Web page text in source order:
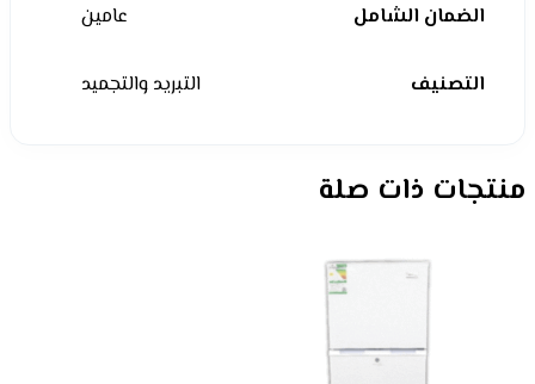
الضمان الشامل عامين
التصنيف التبريد والتجميد
منتجات ذات صلة